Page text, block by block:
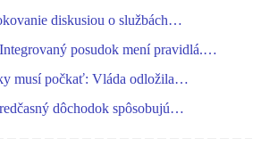
diskusiou o službách…
posudok mení pravidlá.…
musí počkať: Vláda odložila…
dôchodok spôsobujú…